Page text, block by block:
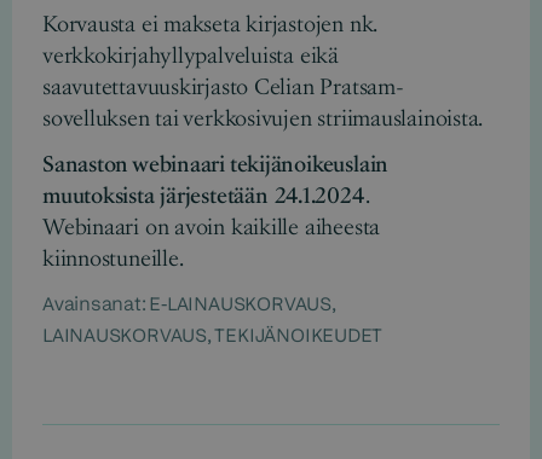
Korvausta ei makseta kirjastojen nk.
verkkokirjahyllypalveluista eikä
saavutettavuuskirjasto Celian Pratsam-
sovelluksen tai verkkosivujen striimauslainoista.
Sanaston webinaari tekijänoikeuslain
muutoksista järjestetään 24.1.2024.
Webinaari on avoin kaikille aiheesta
kiinnostuneille.
Avainsanat: E-LAINAUSKORVAUS,
LAINAUSKORVAUS,TEKIJÄNOIKEUDET